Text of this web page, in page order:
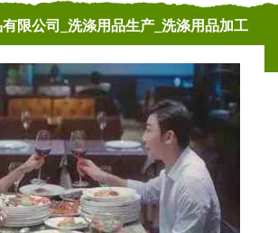
限公司_洗涤用品生产_洗涤用品加工